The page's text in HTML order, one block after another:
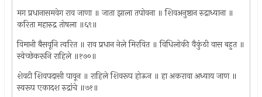
मग प्रधानासमवेग राव जाणा ॥ जाता झाला तपोवना ॥ शिवअनुष्ठान रुद्राध्याना ॥
करिता महारुद्र तोषला ॥६९॥
विमानी बैसवूनि त्वरित ॥ राव प्रधान नेले मिरवित ॥ विधिलोकी वैकुंठी वास बहुत ॥
स्वेच्छेकरूनि राहिले ॥१७०॥
शेवटी शिवपदासी पावून ॥ राहिले शिवरूप होऊन ॥ हा अकरावा अध्याय जाण ॥
स्वरूप एकादश रुद्रांचे ॥७१॥